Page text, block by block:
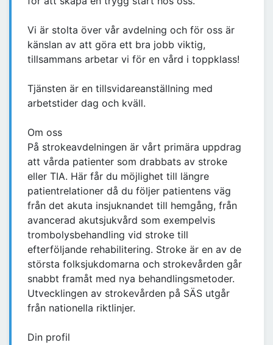
Vi är stolta över vår avdelning och för oss är
känslan av att göra ett bra jobb viktig,
tillsammans arbetar vi för en vård i toppklass!
Tjänsten är en tillsvidareanställning med
arbetstider dag och kväll.
Om oss
På strokeavdelningen är vårt primära uppdrag
att vårda patienter som drabbats av stroke
eller TIA. Här får du möjlighet till längre
patientrelationer då du följer patientens väg
från det akuta insjuknandet till hemgång, från
avancerad akutsjukvård som exempelvis
trombolysbehandling vid stroke till
efterföljande rehabilitering. Stroke är en av de
största folksjukdomarna och strokevården går
snabbt framåt med nya behandlingsmetoder.
Utvecklingen av strokevården på SÄS utgår
från nationella riktlinjer.
Din profil